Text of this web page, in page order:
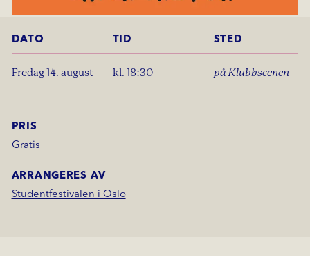
PRIS
Gratis
ARRANGERES AV
Studentfestivalen i Oslo
DATO TID STED
fredag 14. august kl. 18:30 på Klubbscenen